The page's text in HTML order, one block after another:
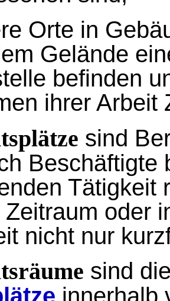
Orte in
Gelände
befinden
ihrer Arbeit
sind
Beschäftigte
Tätigkeit
oder
nicht nur
sind